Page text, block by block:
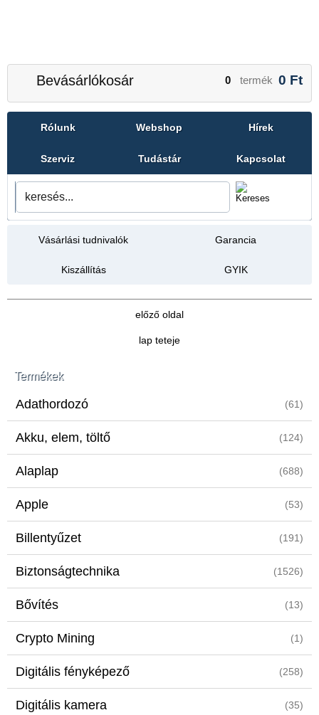
Bevásárlókosár 0 termék 0 Ft
Rólunk Webshop Hírek
Szerviz Tudástár Kapcsolat
Vásárlási tudnivalók Garancia
Kiszállítás GYIK
Termékek
Adathordozó (61)
Akku, elem, töltő (124)
Alaplap (688)
Apple (53)
Billentyűzet (191)
Biztonságtechnika (1526)
Bővítés (13)
Crypto Mining (1)
Digitális fényképező (258)
Digitális kamera (35)
előző oldal
lap teteje